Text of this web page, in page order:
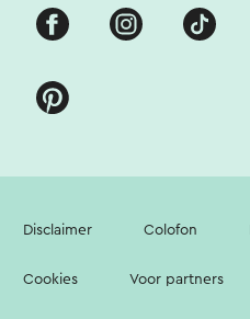
Disclaimer Colofon
Cookies Voor partners